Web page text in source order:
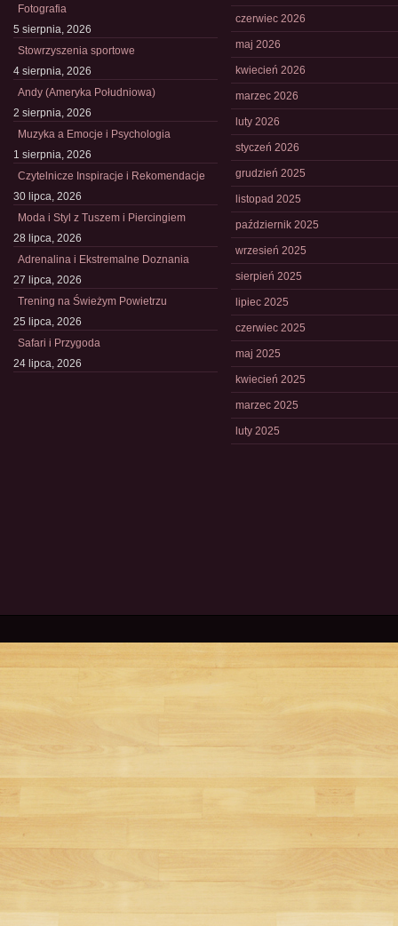
Fotografia
5 sierpnia, 2026
Stowrzyszenia sportowe
4 sierpnia, 2026
Andy (Ameryka Południowa)
2 sierpnia, 2026
Muzyka a Emocje i Psychologia
1 sierpnia, 2026
Czytelnicze Inspiracje i Rekomendacje
30 lipca, 2026
Moda i Styl z Tuszem i Piercingiem
28 lipca, 2026
Adrenalina i Ekstremalne Doznania
27 lipca, 2026
Trening na Świeżym Powietrzu
25 lipca, 2026
Safari i Przygoda
24 lipca, 2026
czerwiec 2026
maj 2026
kwiecień 2026
marzec 2026
luty 2026
styczeń 2026
grudzień 2025
listopad 2025
październik 2025
wrzesień 2025
sierpień 2025
lipiec 2025
czerwiec 2025
maj 2025
kwiecień 2025
marzec 2025
luty 2025